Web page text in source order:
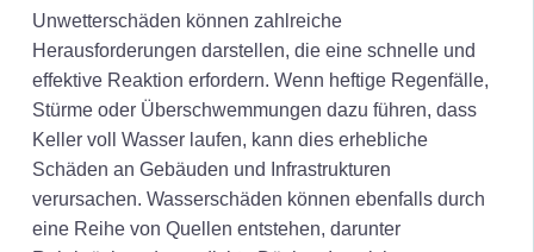
Unwetterschäden können zahlreiche
Herausforderungen darstellen, die eine schnelle und
effektive Reaktion erfordern. Wenn heftige Regenfälle,
Stürme oder Überschwemmungen dazu führen, dass
Keller voll Wasser laufen, kann dies erhebliche
Schäden an Gebäuden und Infrastrukturen
verursachen. Wasserschäden können ebenfalls durch
eine Reihe von Quellen entstehen, darunter